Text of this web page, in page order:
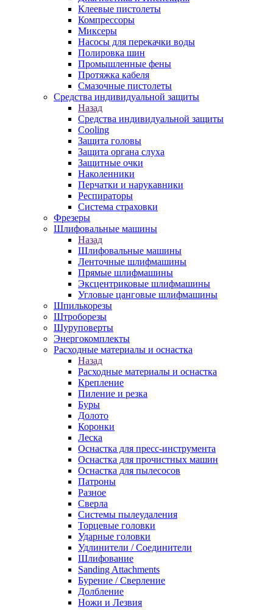
Клеевые пистолеты
Компрессоры
Миксеры
Насосы для перекачки воды
Полировка шин
Промышленные фены
Протяжка кабеля
Смазочные пистолеты
Средства индивидуальной защиты
Назад
Средства индивидуальной защиты
Cooling
Защита головы
Защита органа слуха
Защитные очки
Наколенники
Перчатки и нарукавники
Респираторы
Система страховки
Фрезеры
Шлифовальные машины
Назад
Шлифовальные машины
Ленточные шлифмашины
Прямые шлифмашины
Эксцентриковые шлифмашины
Угловые цанговые шлифмашины
Шпилькорезы
Штроборезы
Шуруповерты
Энергокомплекты
Расходные материалы и оснастка
Назад
Расходные материалы и оснастка
Крепление
Пиление и резка
Буры
Долото
Коронки
Леска
Оснастка для пресс-инструмента
Оснастка для прочистных машин
Оснастка для пылесосов
Патроны
Разное
Сверла
Системы пылеудаления
Торцевые головки
Ударные головки
Удлинители / Соединители
Шлифование
Sanding Attachments
Бурение / Сверление
Долбление
Ножи и Лезвия